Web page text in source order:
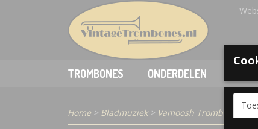
TROMBONES ONDERDELEN
Home > Bladmuziek> Vamoosh Trombone